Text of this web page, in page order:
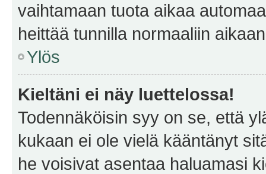
vaihtamaan tuota aikaa
heittää tunnilla normaaliin
Ylös
Kieltäni ei näy luettelossa!
Todennäköisin syy on se, että
kukaan ei ole vielä kääntänyt
he voisivat asentaa haluamasi